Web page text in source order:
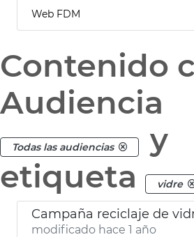
Web FDM
Contenido
Audiencia
Todas las audiencias
y
etiqueta
vidre
modificado hace 1 año